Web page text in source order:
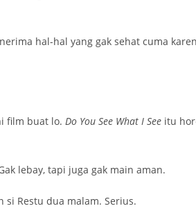
hal-hal yang gak sehat cuma
film buat lo. Do You See What I See itu
lebay, tapi juga gak main aman.
Restu dua malam. Serius.